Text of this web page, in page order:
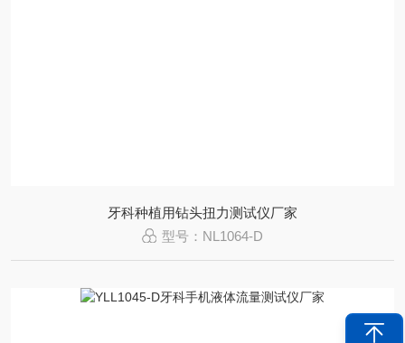
牙科种植用钻头扭力测试仪厂家
型号：NL1064-D